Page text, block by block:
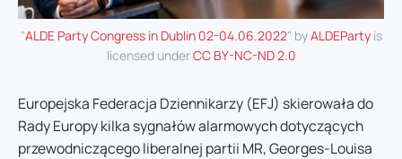
"ALDE Party Congress in Dublin 02-04.06.2022" byALDEPartyis
licensed underCC BY-NC-ND 2.0
Europejska Federacja Dziennikarzy (EFJ) skierowała do
Rady Europy kilka sygnałów alarmowych dotyczących
przewodniczącego liberalnej partii MR, Georges-Louisa